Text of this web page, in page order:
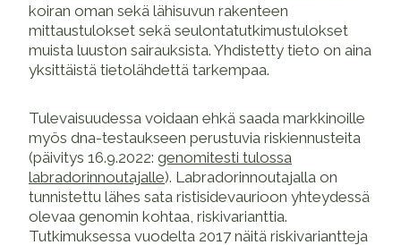
koiran oman sekä lähisuvun rakenteen
mittaustulokset sekä seulontatutkimustulokset
muista luuston sairauksista. Yhdistetty tieto on aina
yksittäistä tietolähdettä tarkempaa.
Tulevaisuudessa voidaan ehkä saada markkinoille
myös dna-testaukseen perustuvia riskiennusteita
(päivitys 16.9.2022: genomitesti tulossa
labradorinnoutajalle). Labradorinnoutajalla on
tunnistettu lähes sata ristisidevaurioon yhteydessä
olevaa genomin kohtaa, riskivarianttia.
Tutkimuksessa vuodelta 2017 näitä riskivariantteja